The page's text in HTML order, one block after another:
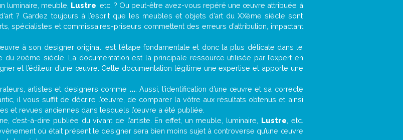
luminaire, meuble, Lustre , etc. ? Ou peut-être avez-vous repéré une œuvre attribuée à
? Gardez toujours à l’esprit que les meubles et objets d’art du XXème siècle sont
spécialistes et commissaires-priseurs commettent des erreurs d’attribution, impactant
œuvre à son designer original, est l’étape fondamentale et donc la plus délicate dans le
du 20ème siècle. La documentation est la principale ressource utilisée par l’expert en
et l’éditeur d’une œuvre. Cette documentation légitime une expertise et apporte une
artistes et designers comme .... Aussi, l’identification d’une œuvre et sa correcte
il vous suffit de décrire l’œuvre, de comparer la vôtre aux résultats obtenus et ainsi
et revues anciennes dans lesquels l’œuvre a été publiée.
c’est-à-dire publiée du vivant de l’artiste. En effet, un meuble, luminaire, Lustre , etc.
où était présent le designer sera bien moins sujet à controverse qu’une œuvre